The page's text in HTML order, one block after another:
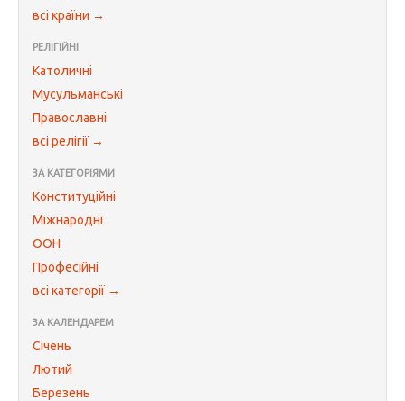
всі країни →
РЕЛІГІЙНІ
Католичні
Мусульманські
Православні
всі релігії →
ЗА КАТЕГОРІЯМИ
Конституційні
Міжнародні
ООН
Професійні
всі категорії →
ЗА КАЛЕНДАРЕМ
Січень
Лютий
Березень